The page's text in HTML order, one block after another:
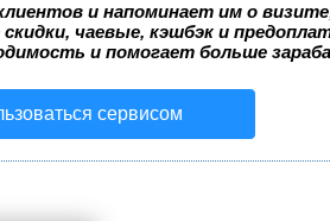
и напоминает им о
чаевые, кэшбэк и
и помогает больше
сервисом